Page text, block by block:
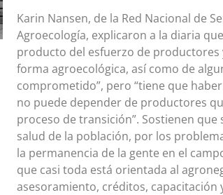
Karin Nansen, de la Red Nacional de
Agroecología, explicaron a la diaria
producto del esfuerzo de
forma agroecológica, así como de
comprometido”, pero “tiene que
no puede depender de productores
proceso de transición”. Sostienen
salud de la población, por los
la permanencia de la gente en el
que casi toda está orientada al
asesoramiento, créditos,